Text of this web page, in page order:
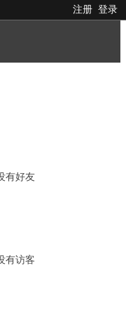
注册 登录
有好友
有访客